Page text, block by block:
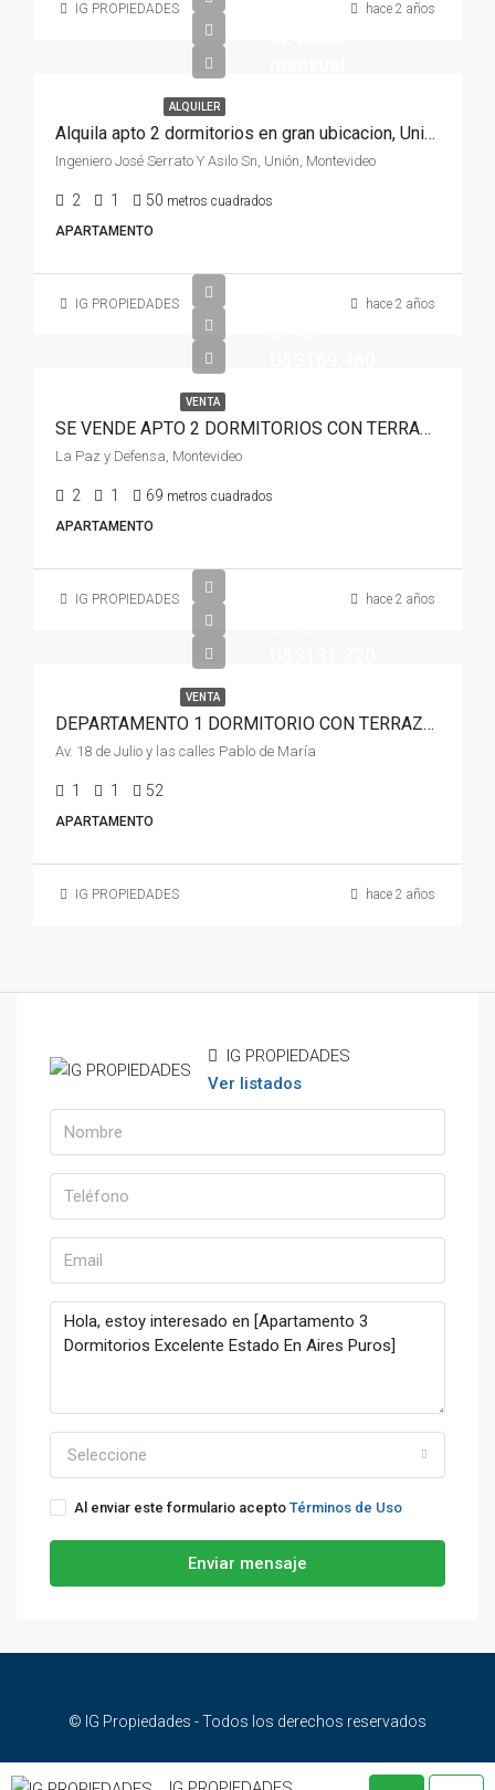
IG PROPIEDADES hace 2 años
ALQUILER
Alquila apto 2 dormitorios en gran ubicacion, Union, Sin gastos comunes y azotea
Ingeniero José Serrato Y Asilo Sn, Unión, Montevideo
2 1 50 metros cuadrados
APARTAMENTO
IG PROPIEDADES hace 2 años
VENTA
SE VENDE APTO 2 DORMITORIOS CON TERRAZA EN LA COMERCIAL
La Paz y Defensa, Montevideo
2 1 69 metros cuadrados
APARTAMENTO
IG PROPIEDADES hace 2 años
VENTA
DEPARTAMENTO 1 DORMITORIO CON TERRAZA EN CORDON EXCELENTE UBICACION
Av. 18 de Julio y las calles Pablo de María
1 1 52
APARTAMENTO
IG PROPIEDADES hace 2 años
IG PROPIEDADES
Ver listados
Seleccione
Al enviar este formulario acepto Términos de Uso
Enviar mensaje
© IG Propiedades - Todos los derechos reservados